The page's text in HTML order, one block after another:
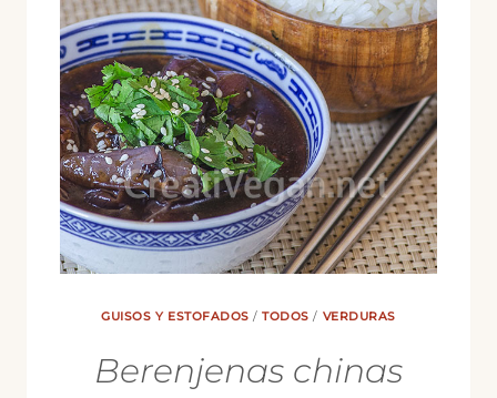
GUISOS Y ESTOFADOS /TODOS / VERDURAS
Berenjenas chinas